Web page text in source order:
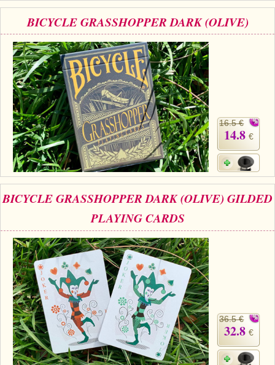
BICYCLE GRASSHOPPER DARK (OLIVE)
16.5 €
14.8 €
BICYCLE GRASSHOPPER DARK (OLIVE) GILDED
PLAYING CARDS
36.5 €
32.8 €